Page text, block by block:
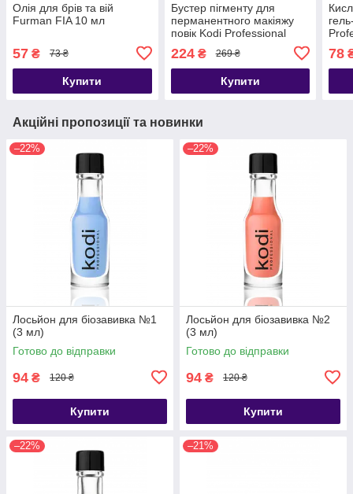
Олія для брів та вій
Furman FIA 10 мл
57 ₴ 73 ₴
Купити
Бустер пігменту для
перманентного макіяжу
повік Kodi Professional
Color Booster For Eyes 10
мл
224₴ 269 ₴
Купити
78
Акційні пропозиції та новинки
–22%
Лосьйон для біозавивка №1
(3 мл)
Готово до відправки
94 ₴ 120 ₴
Купити
–22%
Лосьйон для біозавивка №2
(3 мл)
Готово до відправки
94 ₴ 120 ₴
Купити
–22% –21%